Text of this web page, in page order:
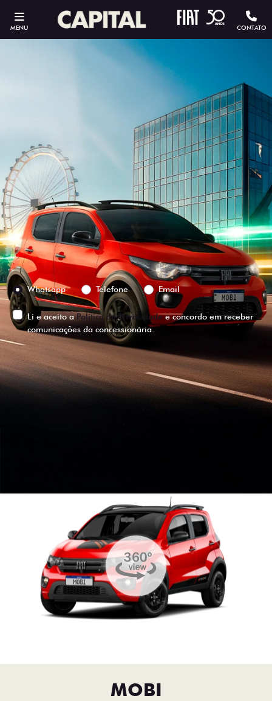
MENU CONTATO
ESTOU INTERESSADO
Versão escolhida
Preferência de contato:
Whatsapp
Telefone Email
Li e aceito aPolítica de Privacidadee concordo em receber
comunicações da concessionária.
ENTRAR EM CONTATO
MOBI